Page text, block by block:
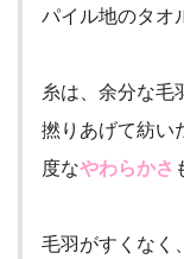
パイル地のタオ
糸は、余分な毛
撚りあげて紡い
度なやわらかさ
毛羽がすくなく、